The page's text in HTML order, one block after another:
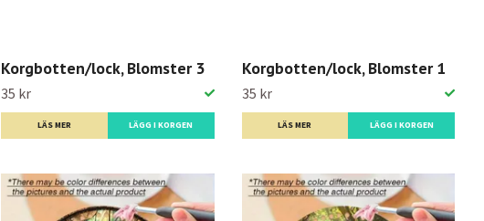
Korgbotten/lock, Blomster 3
35 kr
LÄS MER LÄGG I KORGEN
Korgbotten/lock, Blomster 1
35 kr
LÄS MER LÄGG I KORGEN